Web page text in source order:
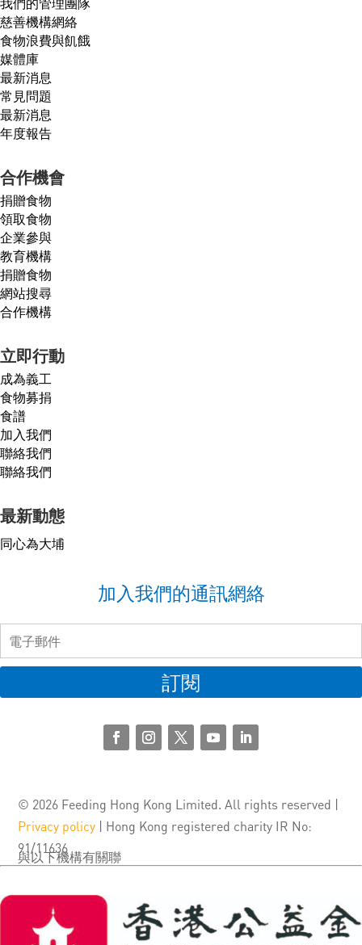
慈善機構網絡
食物浪費與飢餓
媒體庫
最新消息
常見問題
最新消息
年度報告
合作機會
捐贈食物
領取食物
企業參與
教育機構
捐贈食物
網站搜尋
合作機構
立即行動
成為義工
食物募捐
食譜
加入我們
聯絡我們
聯絡我們
最新動態
同心為大埔
加入我們的通訊網絡
訂閱
© 2026 Feeding Hong Kong Limited. All rights reserved |
Privacy policy | Hong Kong registered charity IR No:
91/11636
與以下機構有關聯